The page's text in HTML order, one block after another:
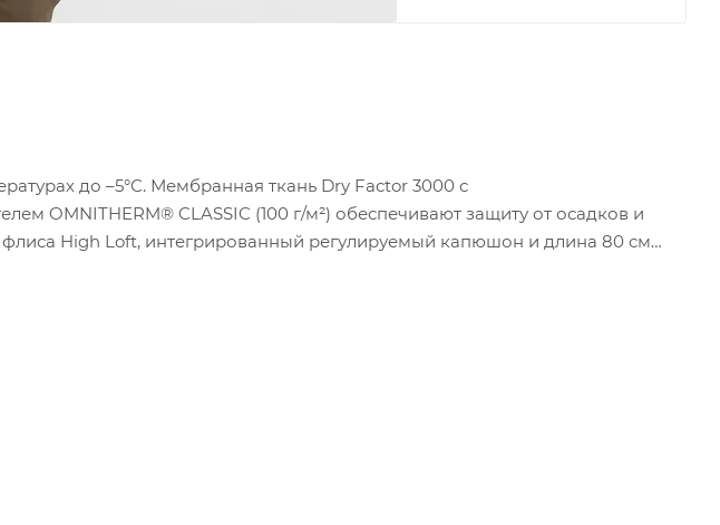
до –5°C. Мембранная ткань Dry Factor 3000 с
OMNITHERM® CLASSIC (100 г/м²) обеспечивают защиту от осадков и
High Loft, интегрированный регулируемый капюшон и длина 80 см